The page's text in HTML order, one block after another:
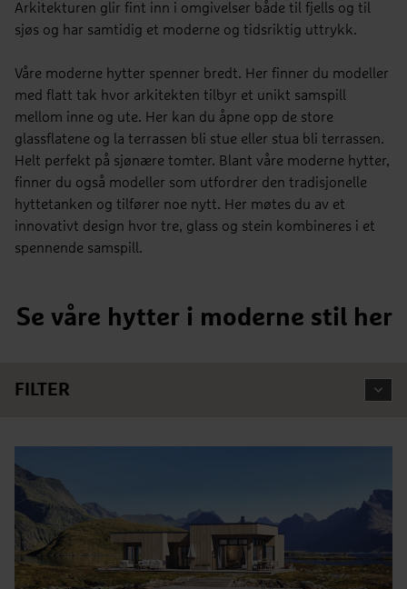
Arkitekturen glir fint inn i omgivelser både til fjells og til
sjøs og har samtidig et moderne og tidsriktig uttrykk.
Våre moderne hytter spenner bredt. Her finner du modeller
med flatt tak hvor arkitekten tilbyr et unikt samspill
mellom inne og ute. Her kan du åpne opp de store
glassflatene og la terrassen bli stue eller stua bli terrassen.
Helt perfekt på sjønære tomter. Blant våre moderne hytter,
finner du også modeller som utfordrer den tradisjonelle
hyttetanken og tilfører noe nytt. Her møtes du av et
innovativt design hvor tre, glass og stein kombineres i et
spennende samspill.
Se våre hytter i moderne stil her
FILTER